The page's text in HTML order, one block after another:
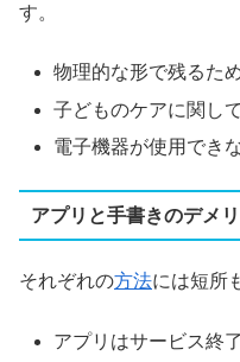
す。
物理的な形で残るた
子どものケアに関し
電子機器が使用でき
アプリと手書きのデメ
それぞれの方法には短所
アプリはサービス終